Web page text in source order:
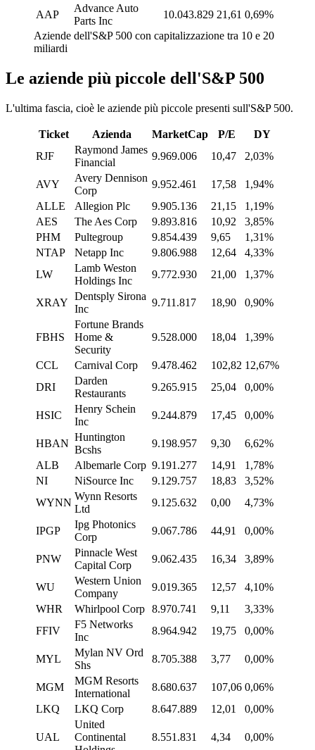
AAP
Advance Auto
Parts Inc
10.043.829 21,61 0,69%
Aziende dell'S&P 500 con capitalizzazione tra 10 e 20
miliardi
Le aziende più piccole dell'S&P 500
L'ultima fascia, cioè le aziende più piccole presenti sull'S&P 500.
Ticket Azienda MarketCap P/E
DY
RJF
Raymond James
Financial
9.969.006 10,47 2,03%
AVY
Avery Dennison
Corp
9.952.461 17,58
1,94%
ALLE
Allegion Plc 9.905.136 21,15
1,19%
AES
The Aes Corp 9.893.816 10,92
3,85%
PHM
Pultegroup 9.854.439 9,65
1,31%
NTAP
Netapp Inc 9.806.988 12,64
4,33%
LW
Lamb Weston
Holdings Inc
9.772.930 21,00 1,37%
XRAY
Dentsply Sirona
Inc
9.711.817 18,90 0,90%
FBHS
Fortune Brands
Home &
Security
9.528.000 18,04 1,39%
CCL Carnival Corp 9.478.462 102,82 12,67%
DRI
Darden
Restaurants
9.265.915 25,04 0,00%
HSIC
Henry Schein
Inc
9.244.879 17,45 0,00%
HBAN
Huntington
Bcshs
9.198.957 9,30
6,62%
ALB
Albemarle Corp 9.191.277 14,91
1,78%
NI
NiSource Inc 9.129.757 18,83
3,52%
WYNN
Wynn Resorts
Ltd
9.125.632 0,00 4,73%
IPGP
Ipg Photonics
Corp
9.067.786 44,91 0,00%
PNW
Pinnacle West
Capital Corp
9.062.435 16,34 3,89%
WU
Western Union
Company
9.019.365 12,57
4,10%
WHR
Whirlpool Corp 8.970.741 9,11
3,33%
FFIV
F5 Networks
Inc
8.964.942 19,75 0,00%
MYL
Mylan NV Ord
Shs
8.705.388 3,77 0,00%
MGM
MGM Resorts
International
8.680.637 107,06 0,06%
LKQ
LKQ Corp 8.647.889 12,01 0,00%
UAL
United
Continental
8.551.831 4,34 0,00%